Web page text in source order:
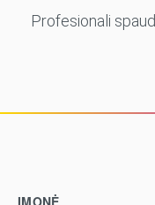
Profesionali